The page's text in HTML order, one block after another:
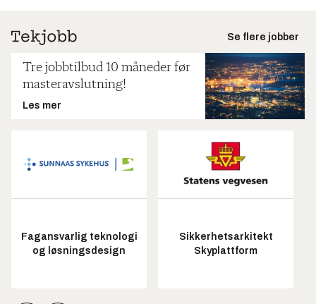
Se flere jobber
Tre jobbtilbud 10 måneder før
masteravslutning!
Les mer
Fagansvarlig teknologi
og løsningsdesign
Sikkerhetsarkitekt
Skyplattform